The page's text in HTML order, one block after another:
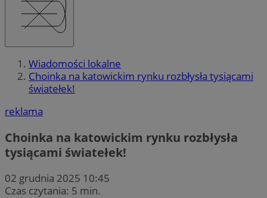
Wiadomości lokalne
Choinka na katowickim rynku rozbłysła tysiącami
światełek!
reklama
Choinka na katowickim rynku rozbłysła
tysiącami światełek!
02 grudnia 2025 10:45
Czas czytania: 5 min.